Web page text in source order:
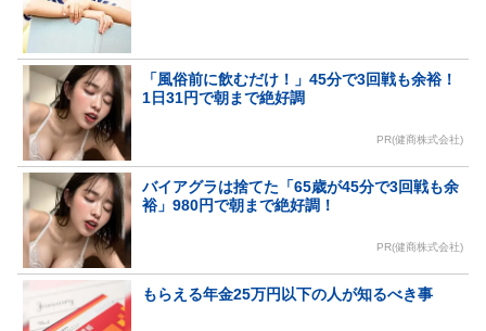
「風俗前に飲むだけ！」45分で3回戦も余裕！
1日31円で朝まで絶好調
PR(健商株式会社)
バイアグラは捨てた「65歳が45分で3回戦も余
裕」980円で朝まで絶好調！
PR(健商株式会社)
もらえる年金25万円以下の人が知るべき事